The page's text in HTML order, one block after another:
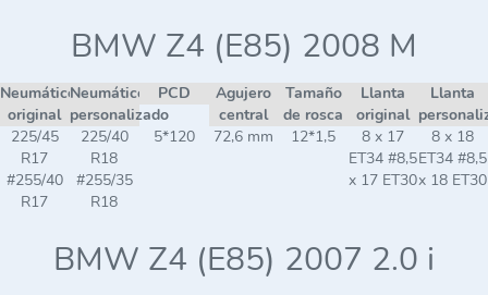
BMW Z4 (E85) 2008 M
Neumático
original
Neumático
personalizado
PCD
Agujero
central
Tamaño
de rosca
Llanta
original
Llanta
225/45
R17
#255/40
R17
225/40
R18
#255/35
R18
5*120 72,6 mm 12*1,5
8 x 17
ET34 #8,5
x 17 ET30
8 x 18
ET34 #8,5
x 18 ET30
BMW Z4 (E85) 2007 2.0 i